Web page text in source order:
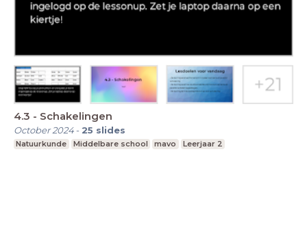
4.3 - Schakelingen
October 2024- 25 slides
Natuurkunde Middelbare school mavo Leerjaar 2